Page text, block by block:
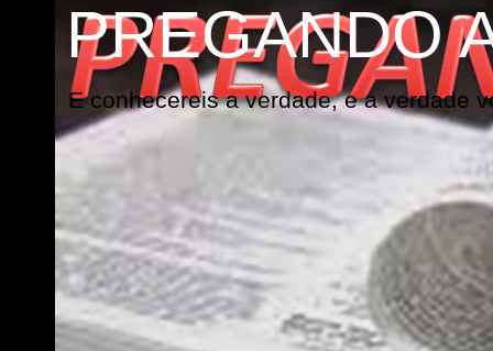
PREGANDO
E conhecereis a verdade, e a verdade